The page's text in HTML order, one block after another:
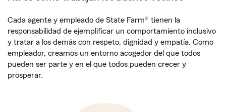
Cada agente y empleado de State Farm® tienen la
responsabilidad de ejemplificar un comportamiento inclusivo
y tratar a los demás con respeto, dignidad y empatía. Como
empleador, creamos un entorno acogedor del que todos
pueden ser parte y en el que todos pueden crecer y
prosperar.